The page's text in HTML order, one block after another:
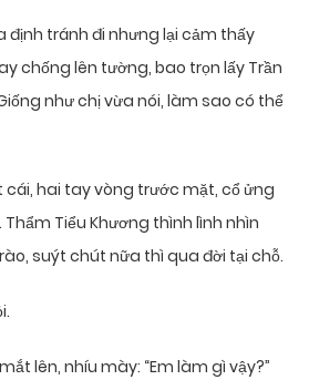
định tránh đi nhưng lại cảm thấy
chống lên tường, bao trọn lấy Trần
như chị vừa nói, làm sao có thể
cái, hai tay vòng trước mặt, cổ ửng
Tiểu Khương thình lình nhìn
suýt chút nữa thì qua đời tại chỗ.
lên, nhíu mày: “Em làm gì vậy?”